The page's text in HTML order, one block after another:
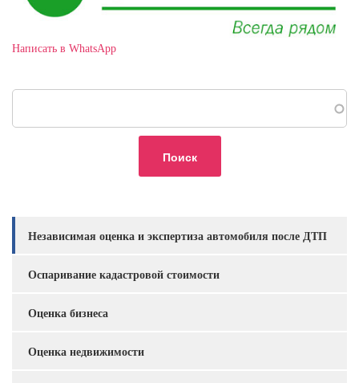
Написать в WhatsApp
Услуги
Независимая оценка и экспертиза автомобиля после ДТП
Оспаривание кадастровой стоимости
Оценка бизнеса
Оценка недвижимости